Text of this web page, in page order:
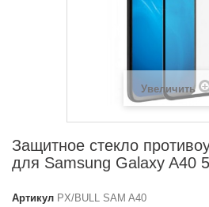
Увеличить
Защитное стекло
для Samsung Galaxy A40
Артикул PX/BULL SAM A40